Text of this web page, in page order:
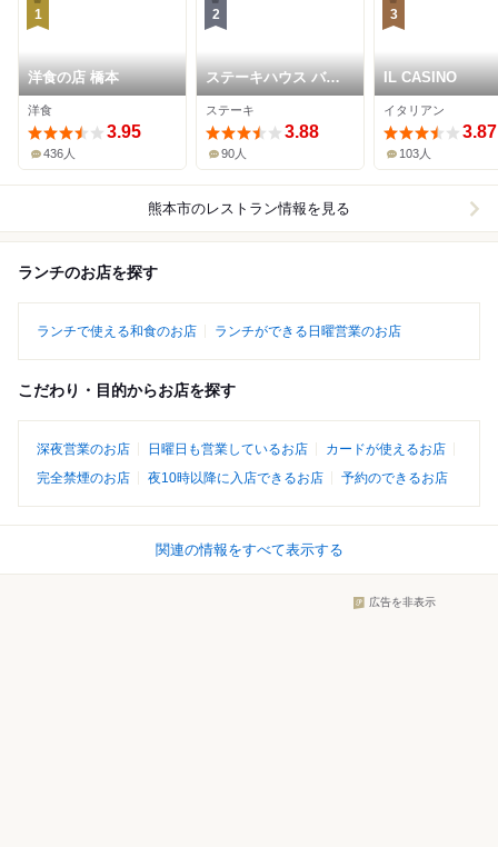
1
洋食の店 橋本
洋食
3.95
436人
2
ステーキハウス バロ
ン
ステーキ
3.88
90人
3
IL CASINO
イタリアン
3.87
103人
熊本市のレストラン情報を見る
ランチのお店を探す
ランチで使える和食のお店 ランチができる日曜営業のお店
こだわり・目的からお店を探す
深夜営業のお店 日曜日も営業しているお店
カードが使えるお店
完全禁煙のお店
夜10時以降に入店できるお店 予約のできるお店
関連の情報をすべて表示する
広告を非表示